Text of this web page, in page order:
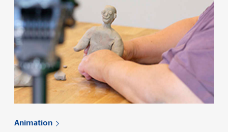
Animation